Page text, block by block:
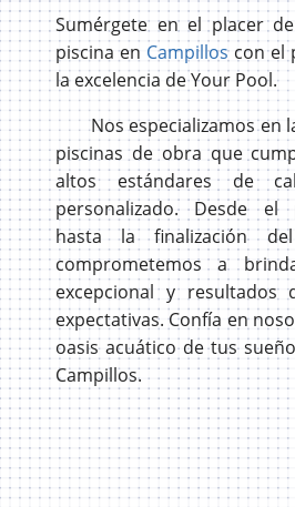
Sumérgete en el placer
piscina en Campilloscon el
la excelencia de Your Pool.
Nos especializamos en
piscinas de obra que
altos estándares de
personalizado. Desde el
hasta la finalización
comprometemos a
excepcional y resultados
expectativas. Confía en
oasis acuático de tus
Campillos.